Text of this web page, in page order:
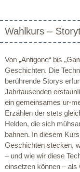
Wahlkurs –
Von „Antigone“ bis
Geschichten. Die
berührende Storys
Jahrtausenden
ein gemeinsames ur-
Erzählen der stets
Helden, die sich
bahnen. In diesem
Geschichten stecken,
– und wie wir diese
einsetzen können – als